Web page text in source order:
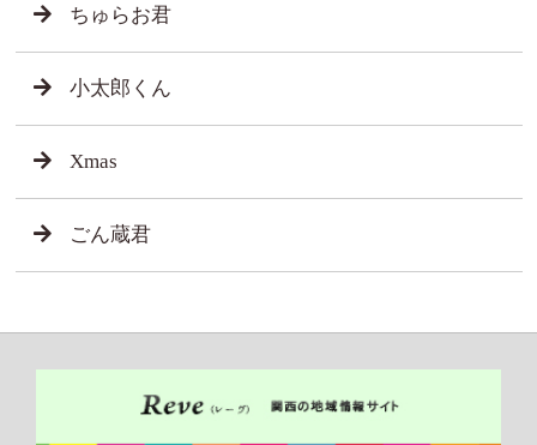
ちゅらお君
小太郎くん
Xmas
ごん蔵君